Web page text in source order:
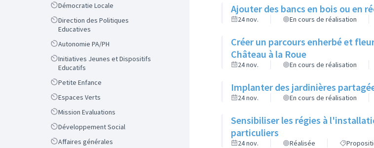
ScopeDémocratie Locale
Scope
Direction des Politiques
Educatives
ScopeAutonomie PA/PH
Scope
Initiatives Jeunes et Dispositifs
Educatifs
ScopePetite Enfance
ScopeEspaces Verts
ScopeMission Evaluations
ScopeDéveloppement Social
ScopeAffaires générales
Ajouter des bancs en bois ou en
24 nov. En cours de réalisation
Créer un parcours enherbé et
Château à la Roue
24 nov. En cours de réalisation
Implanter des jardinières
24 nov. En cours de réalisation
Sensibiliser les régies à
particuliers
24 nov. Réalisée